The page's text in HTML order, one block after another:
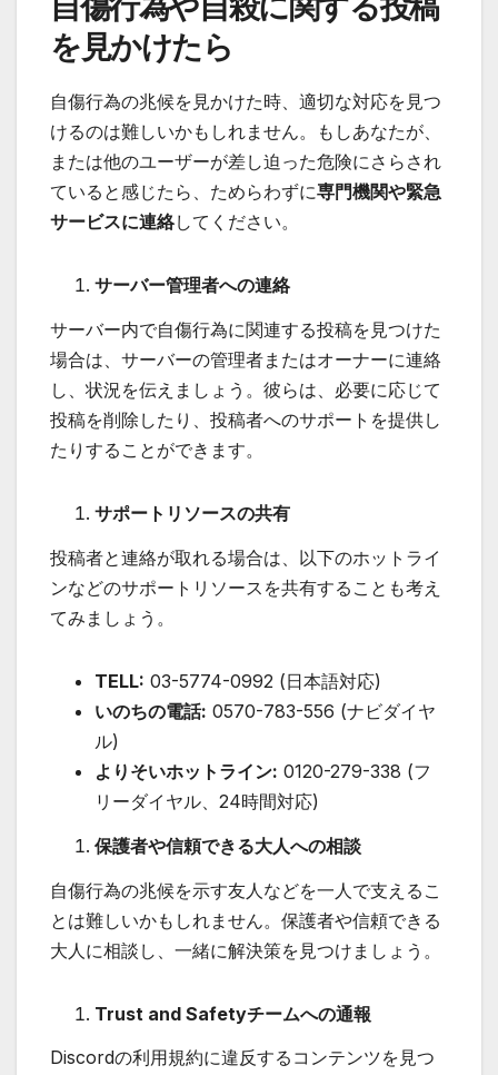
を見かけたら
自傷行為の兆候を見かけた時、適切な対応を見つ
けるのは難しいかもしれません。もしあなたが、
または他のユーザーが差し迫った危険にさらされ
ていると感じたら、ためらわずに専門機関や緊急
サービスに連絡してください。
サーバー管理者への連絡
サーバー内で自傷行為に関連する投稿を見つけた
場合は、サーバーの管理者またはオーナーに連絡
し、状況を伝えましょう。彼らは、必要に応じて
投稿を削除したり、投稿者へのサポートを提供し
たりすることができます。
サポートリソースの共有
投稿者と連絡が取れる場合は、以下のホットライ
ンなどのサポートリソースを共有することも考え
てみましょう。
TELL: 03-5774-0992 (日本語対応)
いのちの電話: 0570-783-556 (ナビダイヤ
ル)
よりそいホットライン: 0120-279-338 (フ
リーダイヤル、24時間対応)
保護者や信頼できる大人への相談
自傷行為の兆候を示す友人などを一人で支えるこ
とは難しいかもしれません。保護者や信頼できる
大人に相談し、一緒に解決策を見つけましょう。
Trust and Safetyチームへの通報
Discordの利用規約に違反するコンテンツを見つ